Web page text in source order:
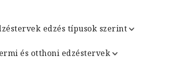
edzés típusok szerint
és otthoni edzéstervek